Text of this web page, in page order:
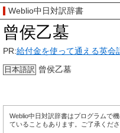
Weblio中日対訳辞書
曾侯乙墓
PR:給付金を使って通える英会
日本語訳 曾侯乙墓
Weblio中日対訳辞書はプログラムで
ていることもあります。ご了承くださ